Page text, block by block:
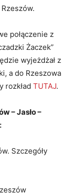
połączenie z
Żaczek”
wyjeżdżał z
a do Rzeszowa
rozkład TUTAJ.
– Jasło –
Szczegóły